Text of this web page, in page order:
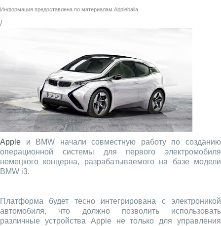
Информация предоставлена по материалам Appleballa
/
Apple и BMW начали совместную работу по созданию
операционной системы для первого электромобиля
немецкого концерна, разрабатываемого на базе модели
BMW i3.
Платформа будет тесно интегрирована с электроникой
автомобиля, что должно позволить использовать
различные устройства Apple не только для управления